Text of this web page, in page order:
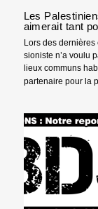
Les
aimerait tant
Lors des
sioniste n’a voulu
lieux communs
partenaire pour la